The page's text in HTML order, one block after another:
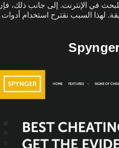
في الإنترنت. إلى جانب ذلك،
لهذا السبب نقترح استخدام أدوات